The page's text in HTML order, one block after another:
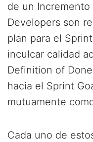
de un
Developers son
plan para el
inculcar calidad
Definition of
hacia el Sprint
mutuamente
Cada uno de